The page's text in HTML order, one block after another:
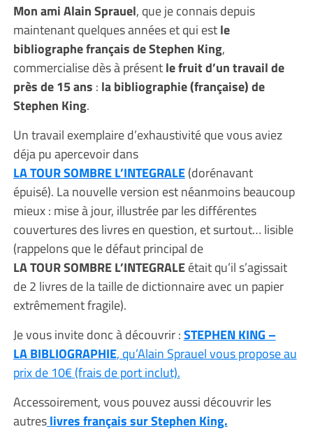
Mon ami Alain Sprauel, que je connais depuis
maintenant quelques années et qui estle
bibliographe français de Stephen King,
commercialise dès à présentle fruit d’un travail de
près de 15 ans : la bibliographie (française) de
Stephen King.
Un travail exemplaire d’exhaustivité que vous aviez
déja pu apercevoir dans
LA TOUR SOMBRE L’INTEGRALE(dorénavant
épuisé). La nouvelle version est néanmoins beaucoup
mieux : mise à jour, illustrée par les différentes
couvertures des livres en question, et surtout… lisible
(rappelons que le défaut principal de
LA TOUR SOMBRE L’INTEGRALEétait qu’il s’agissait
de 2 livres de la taille de dictionnaire avec un papier
extrêmement fragile).
Je vous invite donc à découvrir :STEPHEN KING –
LA BIBLIOGRAPHIE, qu’Alain Sprauel vous propose au
prix de 10€ (frais de port inclut).
Accessoirement, vous pouvez aussi découvrir les
autreslivres français sur Stephen King.